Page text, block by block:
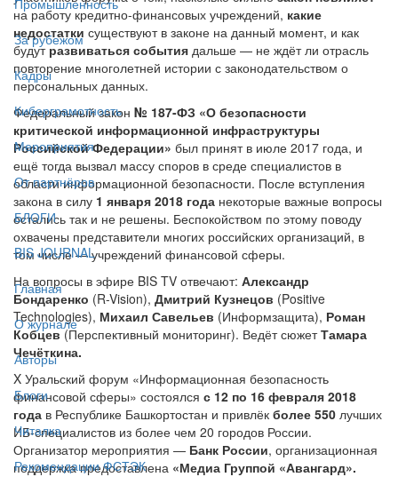
Промышленность
За рубежом
Кадры
Киберграмотность
Мероприятия
От партнёров
БЛОГИ
BIS JOURNAL
Главная
О журнале
Авторы
Блоги
Читалка
Рекомендации ФСТЭК
на работу кредитно-финансовых учреждений, какие
недостатки существуют в законе на данный момент, и как
будутразвиваться события дальше — не ждёт ли отрасль
повторение многолетней истории с законодательством о
персональных данных.
Федеральный закон № 187-ФЗ «О безопасности
критической информационной инфраструктуры
Российской Федерации» был принят в июле 2017 года, и
ещё тогда вызвал массу споров в среде специалистов в
области информационной безопасности. После вступления
закона в силу 1 января 2018 года некоторые важные вопросы
остались так и не решены. Беспокойством по этому поводу
охвачены представители многих российских организаций, в
том числе — учреждений финансовой сферы.
На вопросы в эфире BIS TV отвечают: Александр
Бондаренко (R-Vision), Дмитрий Кузнецов (Positive
Technologies), Михаил Савельев (Информзащита), Роман
Кобцев(Перспективный мониторинг). Ведёт сюжетТамара
Чечёткина.
X Уральский форум «Информационная безопасность
финансовой сферы» состоялся с 12 по 16 февраля 2018
года в Республике Башкортостан и привлёк более 550 лучших
ИБ-специалистов из более чем 20 городов России.
Организатор мероприятия — Банк России, организационная
поддержка предоставлена «Медиа Группой «Авангард».